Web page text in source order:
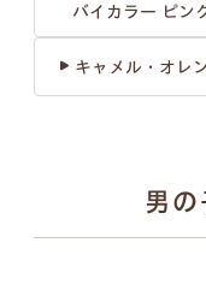
バイカラー ピン
キャメル・オレ
男